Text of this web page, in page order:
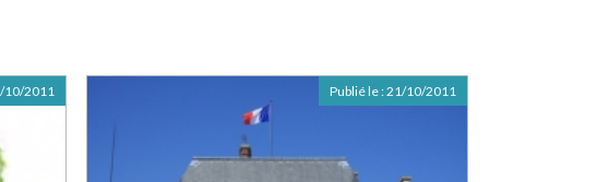
10/2011 Publié le :21/10/2011